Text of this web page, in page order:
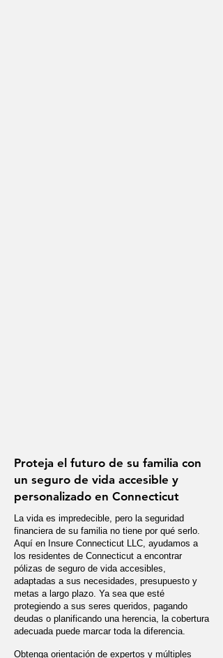
Proteja el futuro de su familia con
un seguro de vida accesible y
personalizado en Connecticut
La vida es impredecible, pero la seguridad
financiera de su familia no tiene por qué serlo.
Aquí en Insure Connecticut LLC, ayudamos a
los residentes de Connecticut a encontrar
pólizas de seguro de vida accesibles,
adaptadas a sus necesidades, presupuesto y
metas a largo plazo. Ya sea que esté
protegiendo a sus seres queridos, pagando
deudas o planificando una herencia, la cobertura
adecuada puede marcar toda la diferencia.
Obtenga orientación de expertos y múltiples